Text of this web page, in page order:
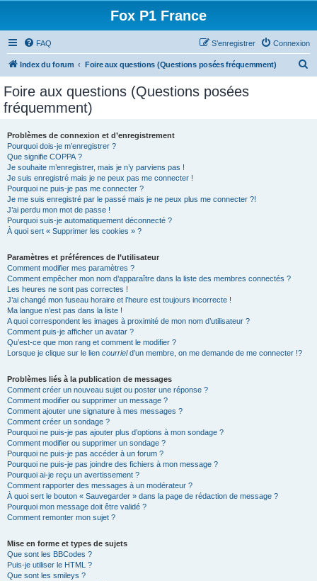
Fox P1 France
FAQ Connexion
S’enregistrer
Index du forum Foire aux questions (Questions posées fréquemment)
Foire aux questions (Questions posées
fréquemment)
Problèmes de connexion et d’enregistrement
Pourquoi dois-je m’enregistrer ?
Que signifie COPPA ?
Je souhaite m’enregistrer, mais je n’y parviens pas !
Je suis enregistré mais je ne peux pas me connecter !
Pourquoi ne puis-je pas me connecter ?
Je me suis enregistré par le passé mais je ne peux plus me connecter ?!
J’ai perdu mon mot de passe !
Pourquoi suis-je automatiquement déconnecté ?
À quoi sert « Supprimer les cookies » ?
Paramètres et préférences de l’utilisateur
Comment modifier mes paramètres ?
Comment empêcher mon nom d’apparaître dans la liste des membres connectés ?
Les heures ne sont pas correctes !
J’ai changé mon fuseau horaire et l’heure est toujours incorrecte !
Ma langue n’est pas dans la liste !
A quoi correspondent les images à proximité de mon nom d’utilisateur ?
Comment puis-je afficher un avatar ?
Qu’est-ce que mon rang et comment le modifier ?
Lorsque je clique sur le lien courrield’un membre, on me demande de me connecter !?
Problèmes liés à la publication de messages
Comment créer un nouveau sujet ou poster une réponse ?
Comment modifier ou supprimer un message ?
Comment ajouter une signature à mes messages ?
Comment créer un sondage ?
Pourquoi ne puis-je pas ajouter plus d’options à mon sondage ?
Comment modifier ou supprimer un sondage ?
Pourquoi ne puis-je pas accéder à un forum ?
Pourquoi ne puis-je pas joindre des fichiers à mon message ?
Pourquoi ai-je reçu un avertissement ?
Comment rapporter des messages à un modérateur ?
À quoi sert le bouton « Sauvegarder » dans la page de rédaction de message ?
Pourquoi mon message doit être validé ?
Comment remonter mon sujet ?
Mise en forme et types de sujets
Que sont les BBCodes ?
Puis-je utiliser le HTML ?
Que sont les smileys ?